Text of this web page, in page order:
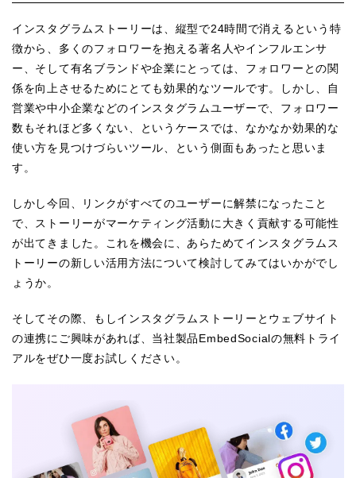
インスタグラムストーリーは、縦型で24時間で消えるという特
徴から、多くのフォロワーを抱える著名人やインフルエンサ
ー、そして有名ブランドや企業にとっては、フォロワーとの関
係を向上させるためにとても効果的なツールです。しかし、自
営業や中小企業などのインスタグラムユーザーで、フォロワー
数もそれほど多くない、というケースでは、なかなか効果的な
使い方を見つけづらいツール、という側面もあったと思いま
す。
しかし今回、リンクがすべてのユーザーに解禁になったこと
で、ストーリーがマーケティング活動に大きく貢献する可能性
が出てきました。これを機会に、あらためてインスタグラムス
トーリーの新しい活用方法について検討してみてはいかがでし
ょうか。
そしてその際、もしインスタグラムストーリーとウェブサイト
の連携にご興味があれば、当社製品EmbedSocialの無料トライ
アルをぜひ一度お試しください。